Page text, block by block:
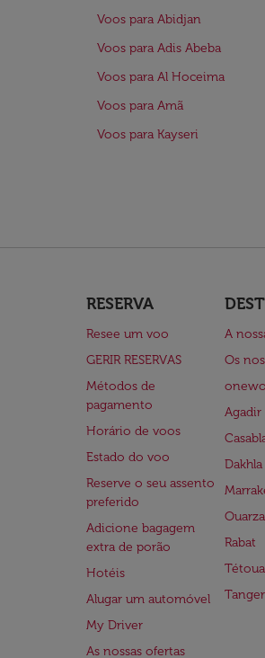
Voos para Abidjan
Voos para Adis Abeba
Voos para Al Hoceima
Voos para Amã
Voos para Kayseri
RESERVA
Resee um voo
GERIR RESERVAS
Métodos de
pagamento
Horário de voos
Estado do voo
Reserve o seu assento
preferido
Adicione bagagem
extra de porão
Hotéis
Alugar um automóvel
My Driver
As nossas ofertas
A
Os
Agadir
Dakhla
Rabat
Tanger